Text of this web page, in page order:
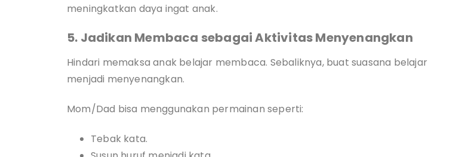
meningkatkan daya ingat anak.
5. Jadikan Membaca sebagai Aktivitas Menyenangkan
Hindari memaksa anak belajar membaca. Sebaliknya, buat suasana belajar
menjadi menyenangkan.
Mom/Dad bisa menggunakan permainan seperti:
Tebak kata.